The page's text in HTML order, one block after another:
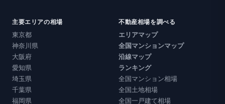
主要エリアの相場
東京都
神奈川県
大阪府
愛知県
埼玉県
千葉県
福岡県
不動産相場を調べる
エリアマップ
全国マンションマップ
沿線マップ
ランキング
全国マンション相場
全国土地相場
全国一戸建て相場